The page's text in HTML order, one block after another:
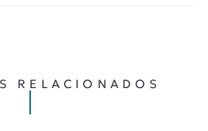
RELACIONADOS